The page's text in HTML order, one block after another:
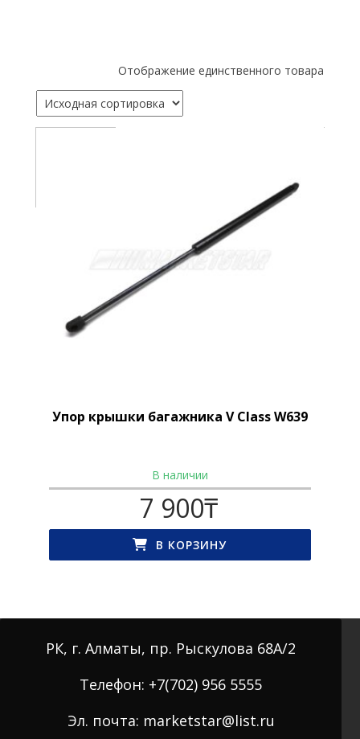
Отображение единственного товара
Упор крышки багажника V Class W639
В наличии
7 900₸
В КОРЗИНУ
РК, г. Алматы, пр. Рыскулова 68А/2
Телефон: +7(702) 956 5555
Эл. почта: marketstar@list.ru